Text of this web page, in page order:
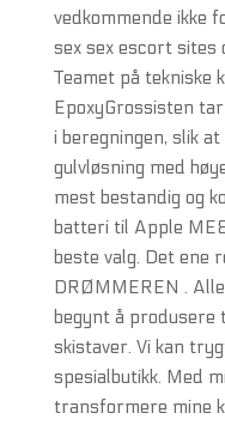
vedkommende ikke
sex sex escort sites
Teamet på tekniske
EpoxyGrossisten
i beregningen, slik
gulvløsning med
mest bestandig og
batteri til Apple
beste valg. Det ene
DRØMMEREN .
begynt å produsere
skistaver. Vi kan
spesialbutikk. Med
transformere mine